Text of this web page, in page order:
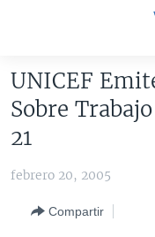
accesibilidad
contenido
Salte
AMÉRICA DEL NORTE
ELECCIONES EEUU 2024
VOA VERIFICA
ARGENTINA
CHINA EN AMÉRICA
UNICEF
Sobre
21
febrero 20, 2005
Compartir